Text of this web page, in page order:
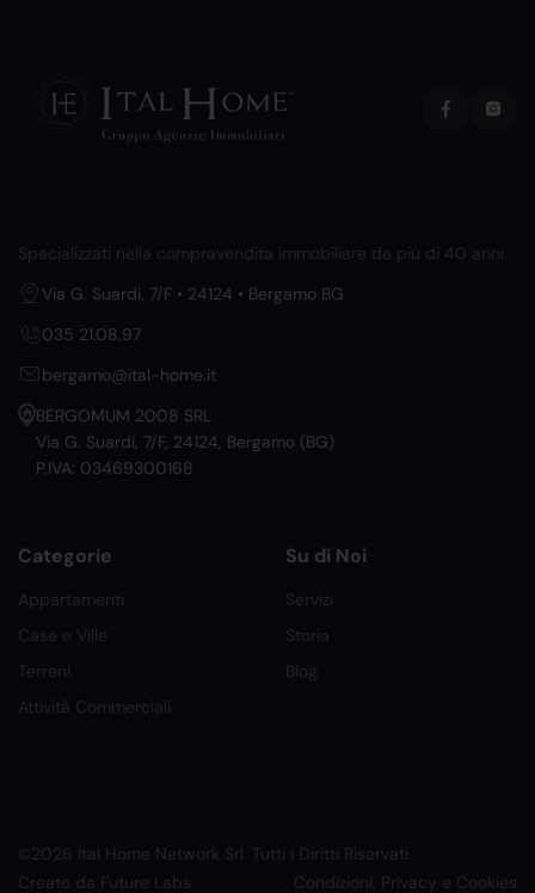
Specializzati nella compravendita immobiliare da più di 40 anni.
Via G. Suardi, 7/F • 24124 • Bergamo BG
035 21.08.97
bergamo@ital-home.it
BERGOMUM 2008 SRL
Via G. Suardi, 7/F, 24124, Bergamo (BG)
P.IVA: 03469300168
Categorie
Appartamenti
Case e Ville
Terreni
Attività Commerciali
Su di Noi
Servizi
Storia
Blog
©2026 Ital Home Network Srl. Tutti i Diritti Riservati.
Creato da Future Labs
Condizioni, Privacy e Cookies